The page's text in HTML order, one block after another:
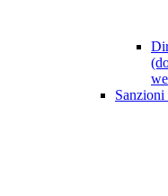
Sanzioni